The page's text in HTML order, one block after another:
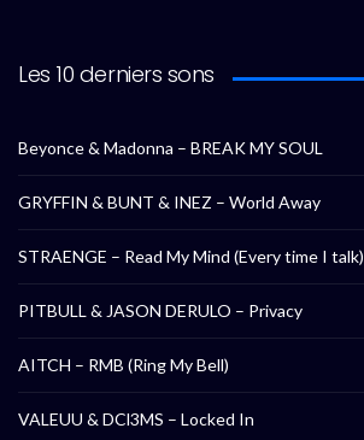
Les 10 derniers sons
Beyonce & Madonna – BREAK MY SOUL
GRYFFIN & BUNT & INEZ – World Away
STRAENGE – Read My Mind (Every time I talk)
PITBULL & JASON DERULO – Privacy
AITCH – RMB (Ring My Bell)
VALEUU & DCl3MS – Locked In